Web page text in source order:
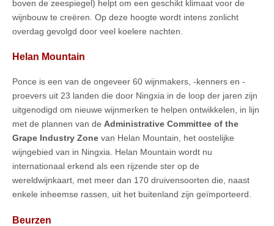
boven de zeespiegel) helpt om een geschikt klimaat voor de
wijnbouw te creëren. Op deze hoogte wordt intens zonlicht
overdag gevolgd door veel koelere nachten.
Helan Mountain
Ponce is een van de ongeveer 60 wijnmakers, -kenners en -
proevers uit 23 landen die door Ningxia in de loop der jaren zijn
uitgenodigd om nieuwe wijnmerken te helpen ontwikkelen, in lijn
met de plannen van de Administrative Committee of the
Grape Industry Zone van Helan Mountain, het oostelijke
wijngebied van in Ningxia. Helan Mountain wordt nu
internationaal erkend als een rijzende ster op de
wereldwijnkaart, met meer dan 170 druivensoorten die, naast
enkele inheemse rassen, uit het buitenland zijn geïmporteerd.
Beurzen